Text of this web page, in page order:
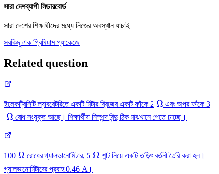
সারা দেশব্যাপী লিডারবোর্ড
সারা দেশের শিক্ষার্থীদের মধ্যে নিজের অবস্থান যাচাই
সবকিছু এক প্রিমিয়াম প্যাকেজে
Related question
ইলেকট্রিসিটি ল্যাবরেটরিতে একটি মিটার ব্রিজের একটি ফাঁকে 2 \
\Omega
Ω এবং অপর ফাঁকে 3
Ω রোধ সংযুক্ত আছে। শিক্ষার্থীরা নিস্পন্দ বিন্দু ঠিক মাঝখানে পেতে চাচ্ছে।
100 \
\Omega
Ω রোধের গ্যালভানোমিটার, 5 \
\Omega
Ω শান্ট নিয়ে একটি তড়িৎ বর্তনী তৈরি করা হল।
গ্যালভানোমিটারের প্রবাহ 0.46 A।